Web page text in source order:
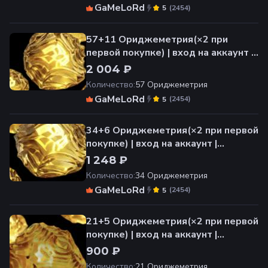
GaMeLoRd (2454)
5
57+11 Ориджеметрия(×2 при
первой покупке) | вход на аккаунт |
НЕДОРОГО
2 004 ₽
Количество:57 Ориджеметрия
GaMeLoRd (2454)
5
34+6 Ориджеметрия(×2 при первой
покупке) | вход на аккаунт |
НЕДОРОГО
1 248 ₽
Количество:34 Ориджеметрия
GaMeLoRd (2454)
5
21+5 Ориджеметрия(×2 при первой
покупке) | вход на аккаунт |
НЕДОРОГО
900 ₽